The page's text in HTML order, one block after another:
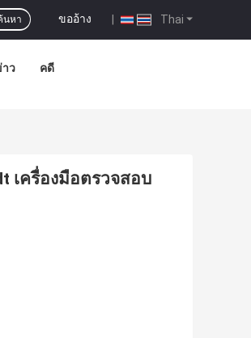
Thai
ขออ้าง |
นหา
ว คดี
เครื่องมือตรวจสอบ